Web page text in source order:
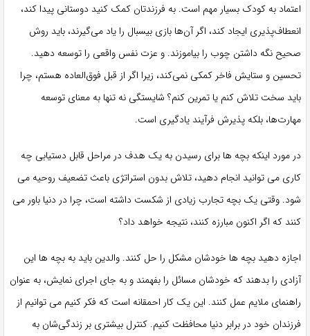
اعتماد به کودک بسیار مهم است. به فرزندتان کمک کنید دوستانی پیدا کند،
انعطاف‌پذیری ایجاد کند، اگر آن‌ها بازی بیسبال را یاد می‌گیرند، باید روش
صحیح نگه داشتن چوب را بیاموزند. و عزت نفس واقعی را توسعه دهید.
تحسین و ستایش فاخر کمکی نمی‌کند، زیرا اگر از قبل فوق‌العاده هستم، چرا
باید سخت تلاش کنم یا تمرین کنم؟ شایستگی نه تنها به معنای توسعه
مهارت‌ها، بلکه پذیرش فرآیند یادگیری است.
در مورد اینکه بچه ها برای رسیدن به یک هدف در مراحل قابل دستیابی چه
کاری می توانید انجام دهید، تلاش بدون استراتژی باعث تضعیف روحیه می
شود. وقتی یک بچه تجارب زیادی از شکست داشته است، چرا در دنیا باور می
کنند که اگر اکنون مبارزه کنند، نتیجه خواهد داد؟
اجازه دهید بچه ها خودشان مشکل را حل کنند. والدین باید به بچه ها این
آزادی را بدهند که خودشان مسائل را بفهمند و به جای اجرای نمایش، به عنوان
راهنمای ملایم عمل کنند. این یک کار احمقانه است که فکر کنیم می توانیم از
فرزندان خود در برابر دنیا محافظت کنیم. کنترل بیشتری بر زندگی‌شان به